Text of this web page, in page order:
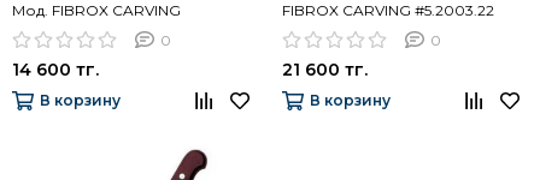
Мод. FIBROX CARVING
#5.2003.15 (15 см)
0
14 600 тг.
В корзину
FIBROX CARVING #5.2003.22
(22см)
0
21 600 тг.
В корзину